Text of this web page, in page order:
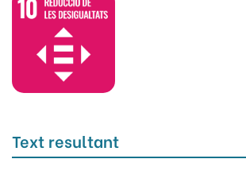
Text resultant